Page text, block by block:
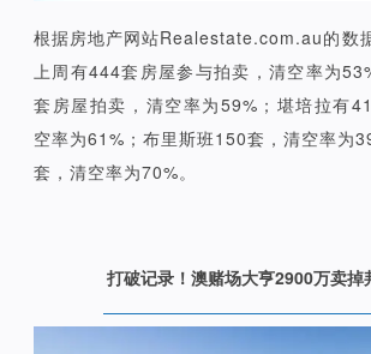
根据房地产网站Realestate.com.au的数
上周有444套房屋参与拍卖，清空率为
套房屋拍卖，清空率为59%；堪培拉有
空率为61%；布里斯班150套，清空率为
套，清空率为70%。
打破记录！澳赌场大亨2900万卖掉